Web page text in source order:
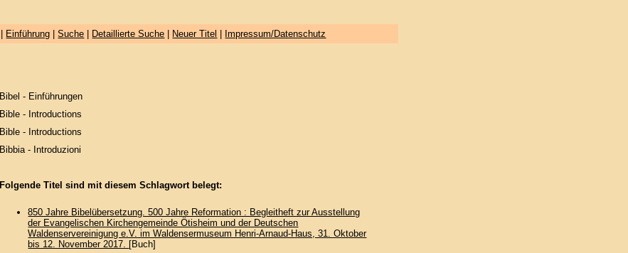
Einführung |Suche Detaillierte Suche Neuer Titel Impressum/Datenschutz
Bibel - Einführungen
Bible - Introductions
Bible - Introductions
Bibbia - Introduzioni
Folgende Titel sind mit diesem Schlagwort belegt:
850 Jahre Bibelübersetzung. 500 Jahre Reformation : Begleitheft zur Ausstellung
der Evangelischen Kirchengemeinde Ötisheim und der Deutschen
Waldenservereinigung e.V. im Waldensermuseum Henri-Arnaud-Haus, 31. Oktober
bis 12. November 2017. [Buch]